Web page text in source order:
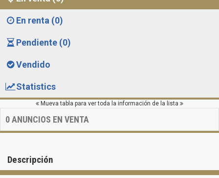
En renta (0)
Pendiente (0)
Vendido
Statistics
Mueva tabla para ver toda la información de la lista
0ANUNCIOS EN VENTA
Descripción